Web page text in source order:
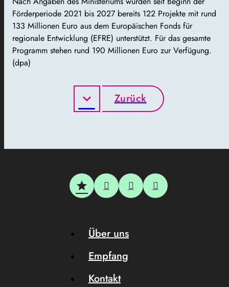
Förderperiode 2021 bis 2027 bereits 122 Projekte mit rund
133 Millionen Euro aus dem Europäischen Fonds für
regionale Entwicklung (EFRE) unterstützt. Für das gesamte
Programm stehen rund 190 Millionen Euro zur Verfügung.
(dpa)
Zurück
Über uns
Empfang
Kontakt